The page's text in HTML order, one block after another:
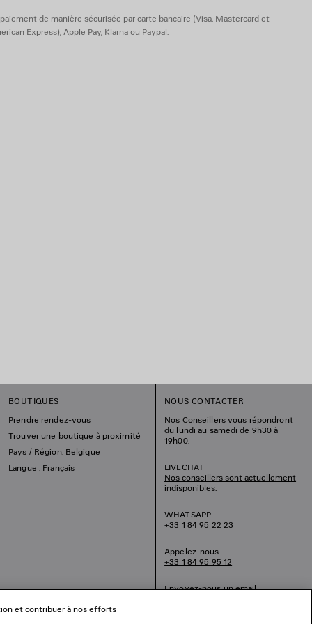
de manière sécurisée par carte bancaire (Visa, Mastercard et
Express), Apple Pay, Klarna ou Paypal.
BOUTIQUES
Prendre rendez-vous
Trouver une boutique à proximité
Pays / Région: Belgique
Langue : Français
NOUS CONTACTER
Nos Conseillers vous répondront
du lundi au samedi de 9h30 à
19h00.
LIVECHAT
Nos conseillers sont actuellement
indisponibles.
WHATSAPP
+33 1 84 95 22 23
Appelez-nous
+33 1 84 95 95 12
Envoyez-nous un email
et contribuer à nos efforts